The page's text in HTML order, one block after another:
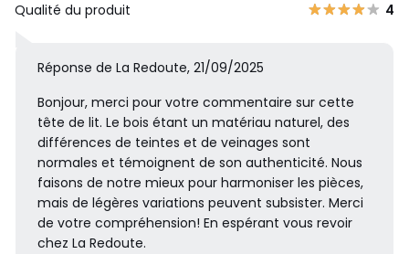
Qualité du produit 4
Réponse de La Redoute, 21/09/2025
Bonjour, merci pour votre commentaire sur cette
tête de lit. Le bois étant un matériau naturel, des
différences de teintes et de veinages sont
normales et témoignent de son authenticité. Nous
faisons de notre mieux pour harmoniser les pièces,
mais de légères variations peuvent subsister. Merci
de votre compréhension! En espérant vous revoir
chez La Redoute.